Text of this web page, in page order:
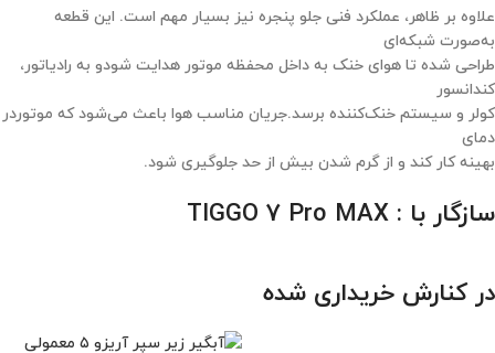
علاوه بر ظاهر، عملکرد فنی جلو پنجره نیز بسیار مهم است. این قطعه
به‌صورت شبکه‌ای
طراحی شده تا هوای خنک به داخل محفظه موتور هدایت شودو به رادیاتور،
کندانسور
کولر و سیستم خنک‌کننده برسد.جریان مناسب هوا باعث می‌شود که موتوردر
دمای
بهینه کار کند و از گرم شدن بیش از حد جلوگیری شود.
سازگار با : TIGGO 7 Pro MAX
در کنارش خریداری شده